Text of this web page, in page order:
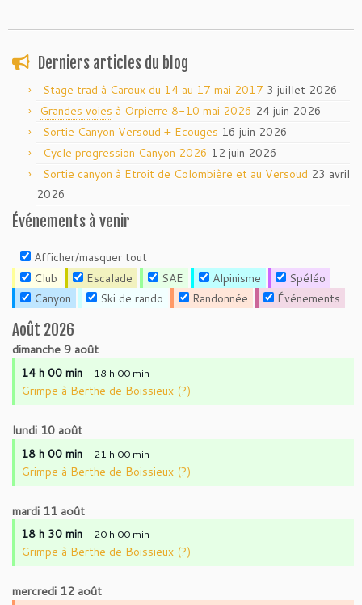
Derniers articles du blog
Stage trad à Caroux du 14 au 17 mai 2017 3 juillet 2026
Grandes voies à Orpierre 8-10 mai 2026 24 juin 2026
Sortie Canyon Versoud + Ecouges 16 juin 2026
Cycle progression Canyon 2026 12 juin 2026
Sortie canyon à Etroit de Colombière et au Versoud 23 avril
2026
Événements à venir
Afficher/masquer tout
Club
Escalade SAE Alpinisme
Spéléo
Canyon
Ski de rando Randonnée Événements
Août 2026
dimanche 9 août
14 h 00 min – 18 h 00 min
Grimpe à Berthe de Boissieux (?)
lundi 10 août
18 h 00 min – 21 h 00 min
Grimpe à Berthe de Boissieux (?)
mardi 11 août
18 h 30 min – 20 h 00 min
Grimpe à Berthe de Boissieux (?)
mercredi 12 août